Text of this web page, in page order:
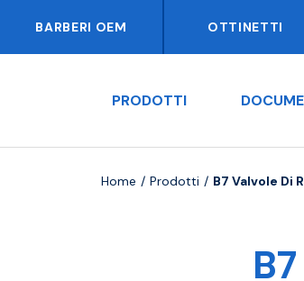
BARBERI OEM OTTINETTI
PRODOTTI
Home Prodotti B7 Valvole Di